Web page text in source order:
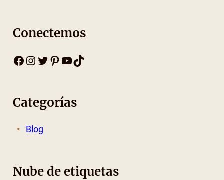
Conectemos
Facebook Instagram Twitter Pinterest YouTube TikTok
Categorías
Blog
Nube de etiquetas